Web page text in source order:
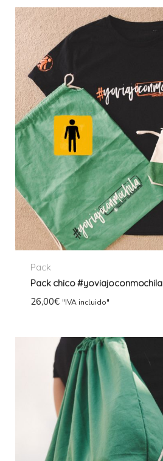
Pack
Pack chico #yoviajoconmochila
26,00€ "IVA incluido"